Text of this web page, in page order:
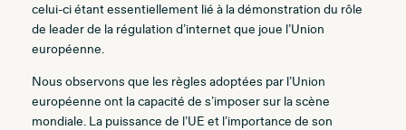
celui-ci étant essentiellement lié à la démonstration du rôle
de leader de la régulation d’internet que joue l’Union
européenne.
Nous observons que les règles adoptées par l’Union
européenne ont la capacité de s’imposer sur la scène
mondiale. La puissance de l’UE et l’importance de son